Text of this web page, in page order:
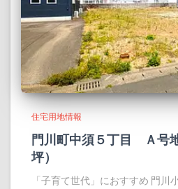
住宅用地情報
門川町中須５丁目 Ａ号
坪）
「子育て世代」におすすめ 門川